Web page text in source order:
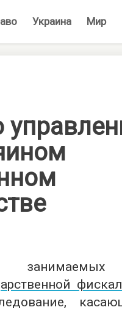
Украина Мир
занимаемых